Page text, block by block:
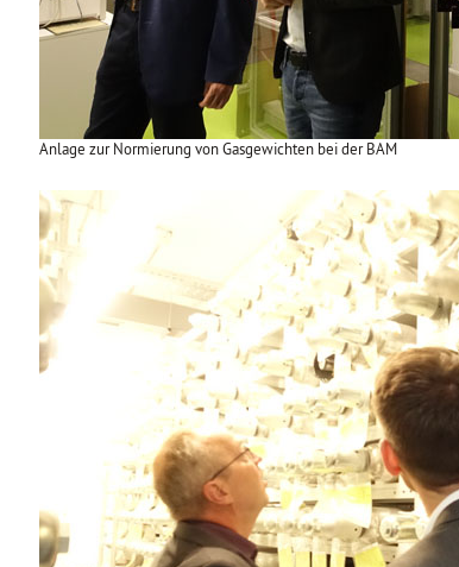
Anlage zur Normierung von Gasgewichten bei der BAM